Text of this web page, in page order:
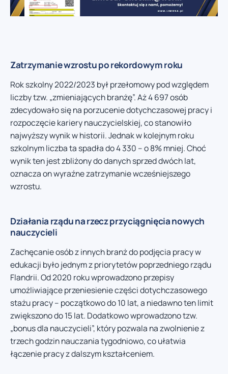
Zatrzymanie wzrostu po rekordowym roku
Rok szkolny 2022/2023 był przełomowy pod względem
liczby tzw. „zmieniających branżę”. Aż 4 697 osób
zdecydowało się na porzucenie dotychczasowej pracy i
rozpoczęcie kariery nauczycielskiej, co stanowiło
najwyższy wynik w historii. Jednak w kolejnym roku
szkolnym liczba ta spadła do 4 330 – o 8% mniej. Choć
wynik ten jest zbliżony do danych sprzed dwóch lat,
oznacza on wyraźne zatrzymanie wcześniejszego
wzrostu.
Działania rządu na rzecz przyciągnięcia nowych
nauczycieli
Zachęcanie osób z innych branż do podjęcia pracy w
edukacji było jednym z priorytetów poprzedniego rządu
Flandrii. Od 2020 roku wprowadzono przepisy
umożliwiające przeniesienie części dotychczasowego
stażu pracy – początkowo do 10 lat, a niedawno ten limit
zwiększono do 15 lat. Dodatkowo wprowadzono tzw.
„bonus dla nauczycieli”, który pozwala na zwolnienie z
trzech godzin nauczania tygodniowo, co ułatwia
łączenie pracy z dalszym kształceniem.